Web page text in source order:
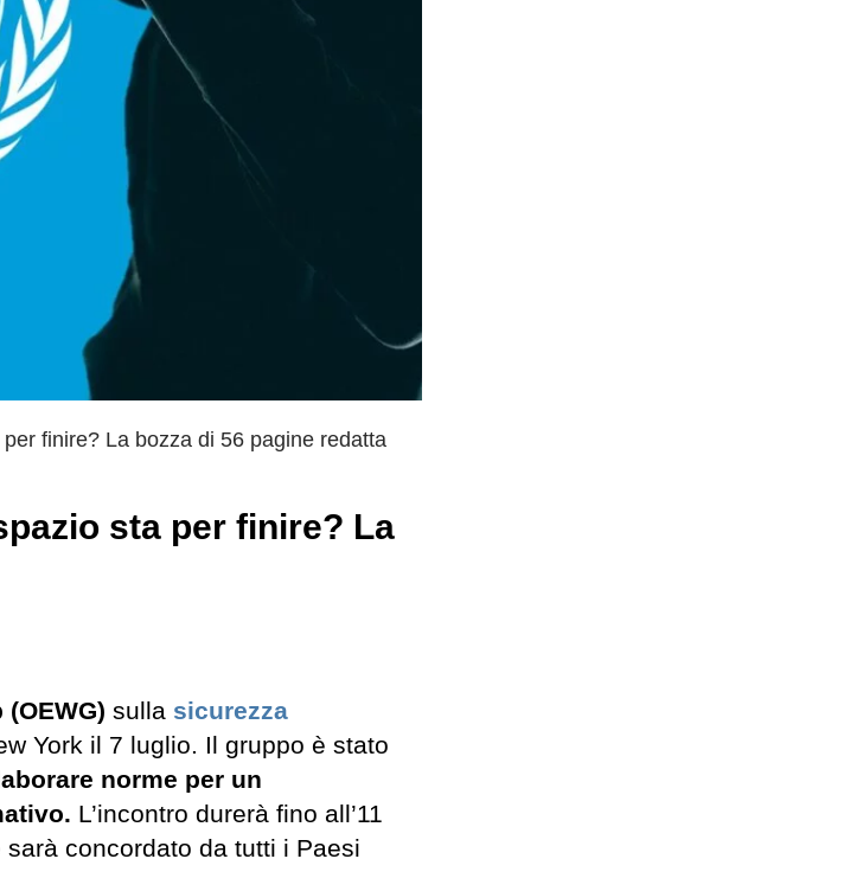
finire? La bozza di 56 pagine redatta
sta per finire? La
sulla sicurezza
York il 7 luglio. Il gruppo è stato
norme per un
L’incontro durerà fino all’11
concordato da tutti i Paesi